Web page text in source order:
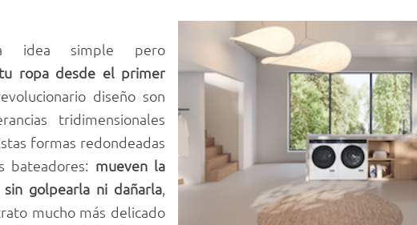
idea simple pero
ropa desde el primer
diseño son
tridimensionales
formas redondeadas
bateadores: mueven la
golpearla ni dañarla,
mucho más delicado